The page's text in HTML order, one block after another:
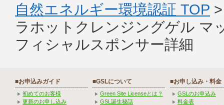
自然エネルギー環境認証 TOP
ラホットクレンジングゲル
フィシャルスポンサー詳細
■お申込みガイド
初めてのお客様
更新のお申し込み
■GSLについて
Green Site Licenseとは？
GSL誕生秘話
■お申し込み・料金
GSLのお申込み
料金表